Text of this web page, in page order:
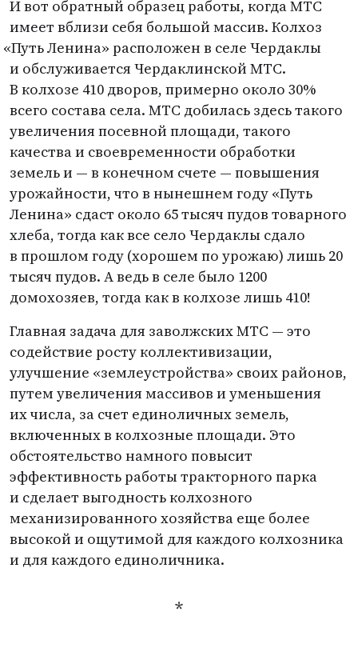
И вот обратный образец работы, когда МТС
имеет вблизи себя большой массив. Колхоз
«Путь Ленина» расположен в селе Чердаклы
и обслуживается Чердаклинской МТС.
В колхозе 410 дворов, примерно около 30%
всего состава села. МТС добилась здесь такого
увеличения посевной площади, такого
качества и своевременности обработки
земель и — в конечном счете — повышения
урожайности, что в нынешнем году «Путь
Ленина» сдаст около 65 тысяч пудов товарного
хлеба, тогда как все село Чердаклы сдало
в прошлом году (хорошем по урожаю) лишь 20
тысяч пудов. А ведь в селе было 1200
домохозяев, тогда как в колхозе лишь 410!
Главная задача для заволжских МТС — это
содействие росту коллективизации,
улучшение «землеустройства» своих районов,
путем увеличения массивов и уменьшения
их числа, за счет единоличных земель,
включенных в колхозные площади. Это
обстоятельство намного повысит
эффективность работы тракторного парка
и сделает выгодность колхозного
механизированного хозяйства еще более
высокой и ощутимой для каждого колхозника
и для каждого единоличника.
*